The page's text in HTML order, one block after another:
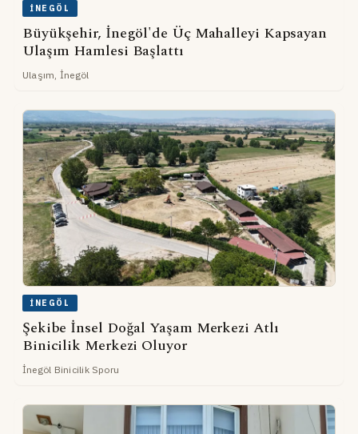
İNEGÖL
Büyükşehir, İnegöl'de Üç Mahalleyi Kapsayan
Ulaşım Hamlesi Başlattı
Ulaşım, İnegöl
İNEGÖL
Şekibe İnsel Doğal Yaşam Merkezi Atlı
Binicilik Merkezi Oluyor
İnegöl Binicilik Sporu